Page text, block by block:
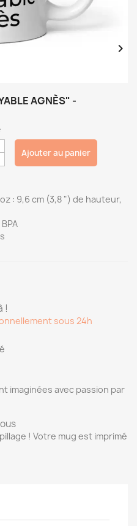

AGNÈS" -
: 9,6 cm (3,8 ") de hauteur,
Ajouter au panier
!
sous 24h
imaginées avec passion par
! Votre mug est imprimé